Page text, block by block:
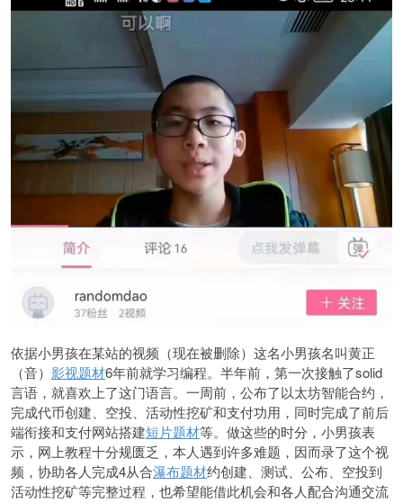
依据小男孩在某站的视频（现在被删除）这名小男孩名叫黄正
（音） 影视题材6年前就学习编程。半年前，第一次接触了solid
言语，就喜欢上了这门语言。一周前，公布了以太坊智能合约，
完成代币创建、空投、活动性挖矿和支付功用，同时完成了前后
端衔接和支付网站搭建短片题材等。做这些的时分，小男孩表
示，网上教程十分规匮乏，本人遇到许多难题，因而录了这个视
频，协助各人完成4从合瀑布题材约创建、测试、公布、空投到
活动性挖矿等完整过程，也希望能借此机会和各人配合沟通交流